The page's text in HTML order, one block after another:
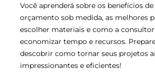
Você aprenderá sobre os benefícios
orçamento sob medida, as melhores
escolher materiais e como a
economizar tempo e recursos.
descobrir como tornar seus projetos
impressionantes e eficientes!